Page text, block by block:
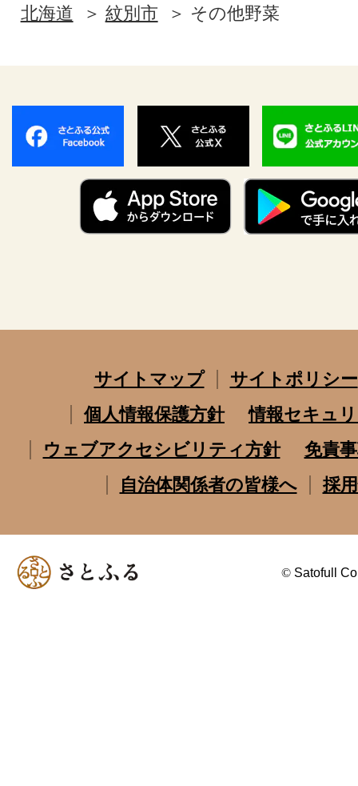
北海道
紋別市 その他野菜
サイトマップ
サイトポリシー
個人情報保護方針
情報セキュ
ウェブアクセシビリティ方針
免責
自治体関係者の皆様へ
採
© Satofull